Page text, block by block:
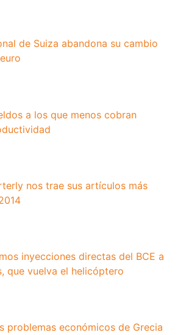
de Suiza abandona su cambio
a los que menos cobran
nos trae sus artículos más
inyecciones directas del BCE a
que vuelva el helicóptero
problemas económicos de Grecia